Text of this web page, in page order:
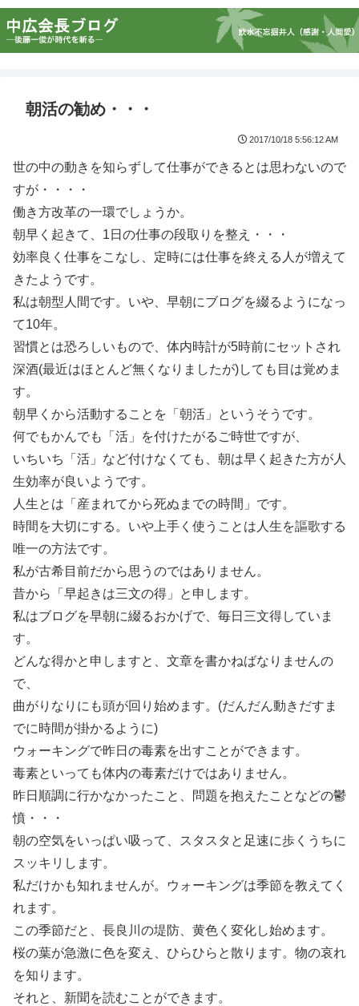
朝活の勧め・・・
2017/10/18 5:56:12 AM
世の中の動きを知らずして仕事ができるとは思わないので
すが・・・・
働き方改革の一環でしょうか。
朝早く起きて、1日の仕事の段取りを整え・・・
効率良く仕事をこなし、定時には仕事を終える人が増えて
きたようです。
私は朝型人間です。いや、早朝にブログを綴るようになっ
て10年。
習慣とは恐ろしいもので、体内時計が5時前にセットされ
深酒(最近はほとんど無くなりましたが)しても目は覚めま
す。
朝早くから活動することを「朝活」というそうです。
何でもかんでも「活」を付けたがるご時世ですが、
いちいち「活」など付けなくても、朝は早く起きた方が人
生効率が良いようです。
人生とは「産まれてから死ぬまでの時間」です。
時間を大切にする。いや上手く使うことは人生を謳歌する
唯一の方法です。
私が古希目前だから思うのではありません。
昔から「早起きは三文の得」と申します。
私はブログを早朝に綴るおかげで、毎日三文得していま
す。
どんな得かと申しますと、文章を書かねばなりませんの
で、
曲がりなりにも頭が回り始めます。(だんだん動きだすま
でに時間が掛かるように)
ウォーキングで昨日の毒素を出すことができます。
毒素といっても体内の毒素だけではありません。
昨日順調に行かなかったこと、問題を抱えたことなどの鬱
憤・・・
朝の空気をいっぱい吸って、スタスタと足速に歩くうちに
スッキリします。
私だけかも知れませんが。ウォーキングは季節を教えてく
れます。
この季節だと、長良川の堤防、黄色く変化し始めます。
桜の葉が急激に色を変え、ひらひらと散ります。物の哀れ
を知ります。
それと、新聞を読むことができます。